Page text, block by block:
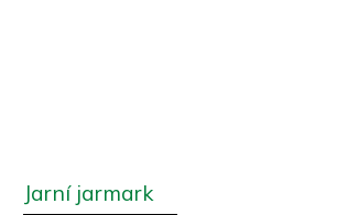
Jarní jarmark